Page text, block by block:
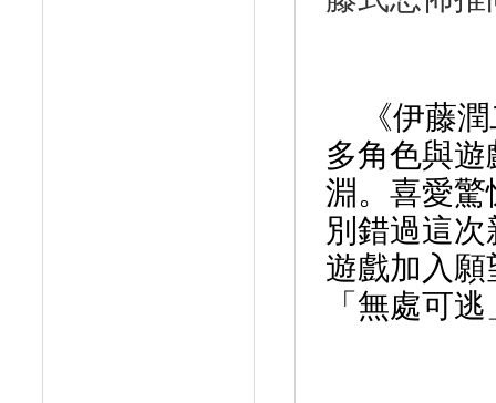
《伊藤
多角色與
淵。喜愛
別錯過這
遊戲加入
「無處可